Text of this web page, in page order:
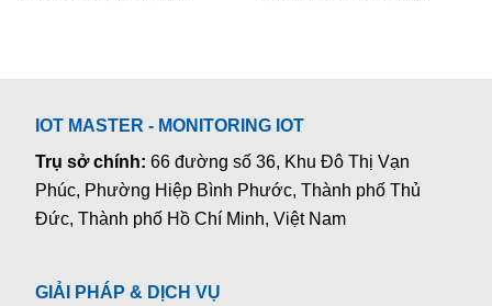
IOT MASTER - MONITORING IOT
Trụ sở chính:66 đường số 36, Khu Đô Thị Vạn
Phúc, Phường Hiệp Bình Phước, Thành phố Thủ
Đức, Thành phố Hồ Chí Minh, Việt Nam
GIẢI PHÁP & DỊCH VỤ